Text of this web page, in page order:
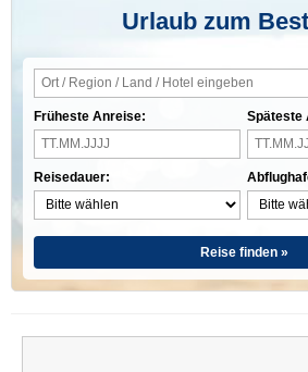
Urlaub zum
Früheste Anreise:
Reisedauer:
Späteste
Reise finden »